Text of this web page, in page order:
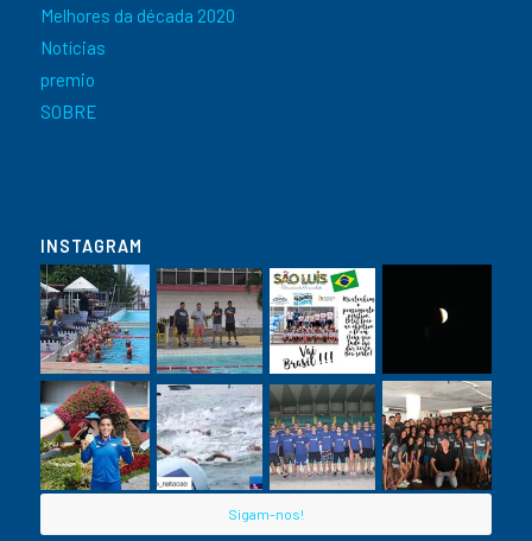
Melhores da década 2020
Notícias
premio
SOBRE
INSTAGRAM
Sigam-nos!